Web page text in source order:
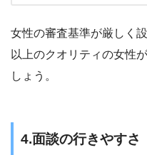
女性の審査基準が厳しく
以上のクオリティの女性
しょう。
4.面談の行きやすさ